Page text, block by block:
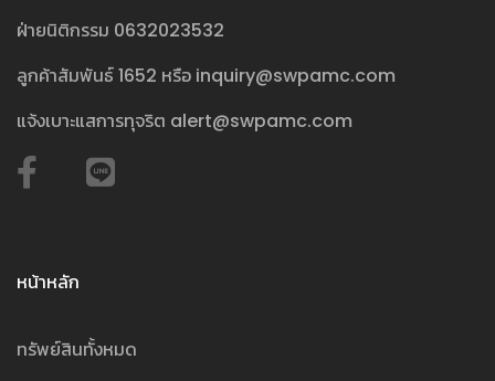
ฝ่ายนิติกรรม 0632023532
ลูกค้าสัมพันธ์1652 หรือ inquiry@swpamc.com
แจ้งเบาะแสการทุจริต alert@swpamc.com
หน้าหลัก
ทรัพย์สินทั้งหมด